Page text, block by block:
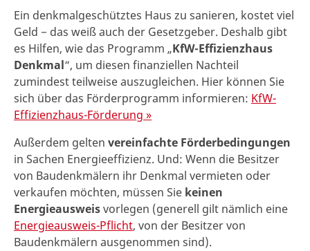
Ein denkmalgeschütztes Haus zu sanieren, kostet viel
Geld − das weiß auch der Gesetzgeber. Deshalb gibt
es Hilfen, wie das Programm „KfW-Effizienzhaus
Denkmal“, um diesen finanziellen Nachteil
zumindest teilweise auszugleichen. Hier können Sie
sich über das Förderprogramm informieren: KfW-
Effizienzhaus-Förderung »
Außerdem gelten vereinfachte Förderbedingungen
in Sachen Energieeffizienz. Und: Wenn die Besitzer
von Baudenkmälern ihr Denkmal vermieten oder
verkaufen möchten, müssen Sie keinen
Energieausweisvorlegen (generell gilt nämlich eine
Energieausweis-Pflicht, von der Besitzer von
Baudenkmälern ausgenommen sind).